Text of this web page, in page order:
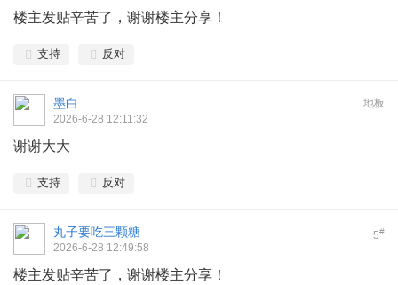
楼主发贴辛苦了，谢谢楼主分享！
支持 反对
地板
墨白
2026-6-28 12:11:32
谢谢大大
支持 反对
5#
丸子要吃三颗糖
2026-6-28 12:49:58
楼主发贴辛苦了，谢谢楼主分享！